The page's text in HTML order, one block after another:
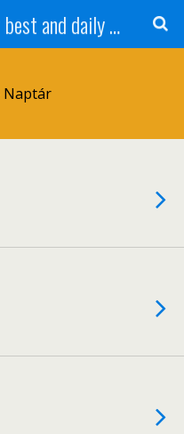
LITTLEMIX.HU | Your best and daily updated fansite about Little Mix
Naptár